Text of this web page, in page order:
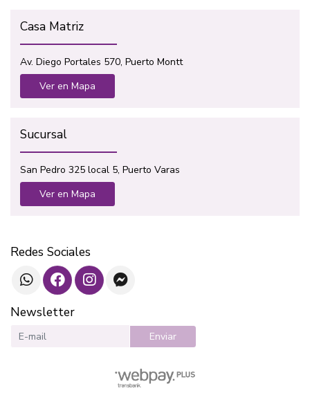
Casa Matriz
Av. Diego Portales 570, Puerto Montt
Ver en Mapa
Sucursal
San Pedro 325 local 5, Puerto Varas
Ver en Mapa
Redes Sociales
Newsletter
Enviar